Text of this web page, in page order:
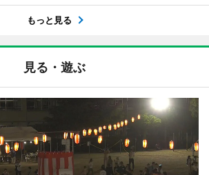
もっと見る
見る・遊ぶ